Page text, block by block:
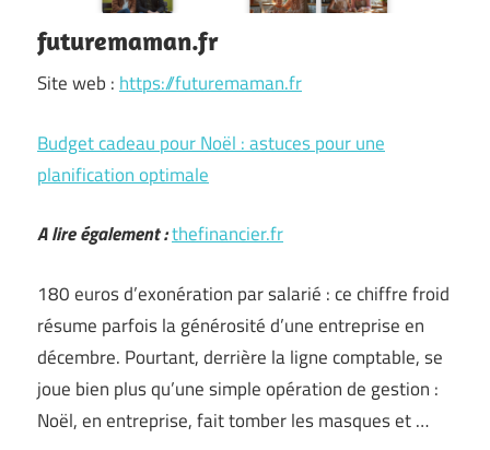
futuremaman.fr
Site web : https://futuremaman.fr
Budget cadeau pour Noël : astuces pour une
planification optimale
A lire également :thefinancier.fr
180 euros d’exonération par salarié : ce chiffre froid
résume parfois la générosité d’une entreprise en
décembre. Pourtant, derrière la ligne comptable, se
joue bien plus qu’une simple opération de gestion :
Noël, en entreprise, fait tomber les masques et …